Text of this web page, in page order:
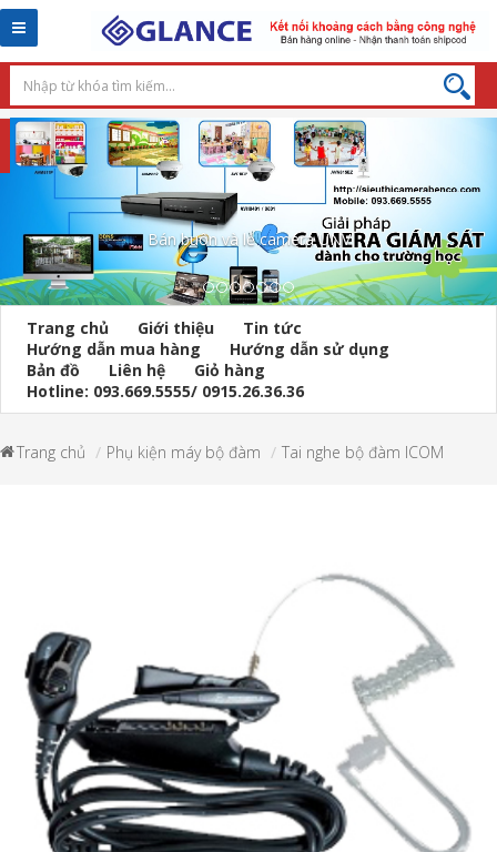
Toggle
navigation
Máy dò kim loại cầm tay
Trang chủ Giới thiệu
Tin tức
Hướng dẫn mua hàng
Hướng dẫn sử dụng
Bản đồ
Liên hệ
Giỏ hàng
Hotline: 093.669.5555/ 0915.26.36.36
Trang chủ Phụ kiện máy bộ đàm Tai nghe bộ đàm ICOM